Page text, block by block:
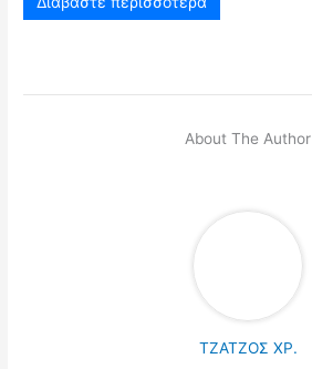
About The Author
ΤΖΑΤΖΟΣ ΧΡ.